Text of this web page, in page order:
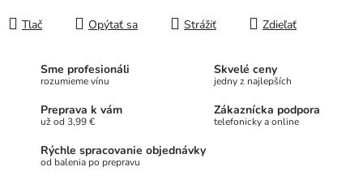
Tlač Opýtať sa Strážiť Zdieľať
Sme profesionáli
rozumieme vínu
Skvelé ceny
jedny z najlepších
Preprava k vám
už od 3,99 €
Zákaznícka podpora
telefonicky a online
Rýchle spracovanie objednávky
od balenia po prepravu